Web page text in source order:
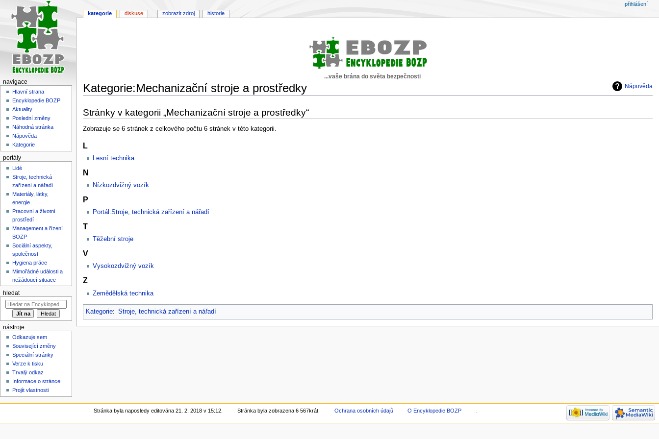
...vaše brána do světa bezpečnosti
Nápověda
Kategorie:Mechanizační stroje a prostředky
na
navigaci
na
vyhledávání
Stránky v kategorii „Mechanizační stroje a prostředky“
Zobrazuje se 6 stránek z celkového počtu 6 stránek v této kategorii.
L
Lesní technika
N
Nízkozdvižný vozík
P
Portál:Stroje, technická zařízení a nářadí
T
Těžební stroje
V
Vysokozdvižný vozík
Z
Zemědělská technika
Kategorie: Stroje, technická zařízení a nářadí
kategorie diskuse zobrazit zdroj historie
přihlášení
navigace
Hlavní strana
Encyklopedie BOZP
Aktuality
Poslední změny
Náhodná stránka
Nápověda
Kategorie
portály
Lidé
Stroje, technická
zařízení a nářadí
Materiály, látky,
energie
Pracovní a životní
prostředí
Management a řízení
BOZP
Sociální aspekty,
společnost
Hygiena práce
Mimořádné události a
nežádoucí situace
hledat
nástroje
Odkazuje sem
Související změny
Speciální stránky
Verze k tisku
Trvalý odkaz
Informace o stránce
Projít vlastnosti
Stránka byla naposledy editována 21. 2. 2018 v 15:12. Stránka byla zobrazena 6 567krát. Ochrana osobních údajů O Encyklopedie BOZP